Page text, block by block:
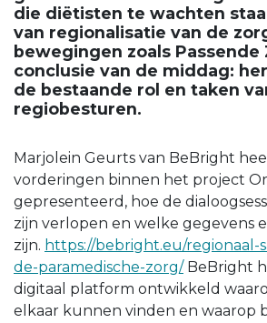
die diëtisten te wachten
van regionalisatie van de
bewegingen zoals Passende
conclusie van de middag:
de bestaande rol en taken
regiobesturen.
Marjolein Geurts van BeBright
vorderingen binnen het project
gepresenteerd, hoe de
zijn verlopen en welke gegevens
zijn. https://bebright.eu/regionaal-
de-paramedische-zorg/BeBright
digitaal platform ontwikkeld
elkaar kunnen vinden en waarop